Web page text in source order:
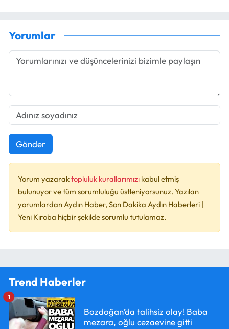
Yorumlar
Gönder
Yorum yazaraktopluluk kurallarımızı kabul etmiş
bulunuyor ve tüm sorumluluğu üstleniyorsunuz. Yazılan
yorumlardan Aydın Haber, Son Dakika Aydın Haberleri |
Yeni Kıroba hiçbir şekilde sorumlu tutulamaz.
Trend Haberler
Bozdoğan’da talihsiz olay! Baba
mezara, oğlu cezaevine gitti
1